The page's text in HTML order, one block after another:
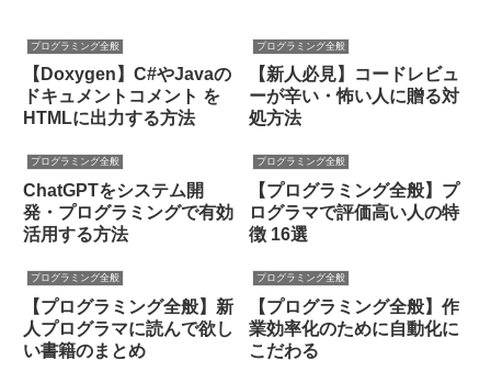
プログラミング全般
【Doxygen】C#やJavaの
ドキュメントコメント を
HTMLに出力する方法
プログラミング全般
【新人必見】コードレビュ
ーが辛い・怖い人に贈る対
処方法
プログラミング全般
ChatGPTをシステム開
発・プログラミングで有効
活用する方法
プログラミング全般
【プログラミング全般】プ
ログラマで評価高い人の特
徴 16選
プログラミング全般
【プログラミング全般】新
人プログラマに読んで欲し
い書籍のまとめ
プログラミング全般
【プログラミング全般】作
業効率化のために自動化に
こだわる